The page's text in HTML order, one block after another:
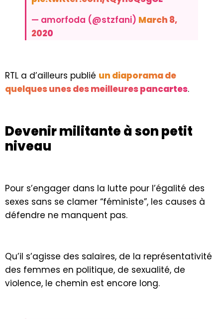
— amorfoda (@stzfani) March 8,
2020
RTL a d’ailleurs publié un diaporama de
quelques unes des meilleures pancartes.
Devenir militante à son petit
niveau
Pour s’engager dans la lutte pour l’égalité des
sexes sans se clamer “féministe”, les causes à
défendre ne manquent pas.
Qu’il s’agisse des salaires, de la représentativité
des femmes en politique, de sexualité, de
violence, le chemin est encore long.